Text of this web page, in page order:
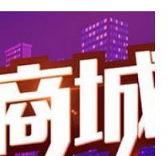
影响商城的设计和运营策